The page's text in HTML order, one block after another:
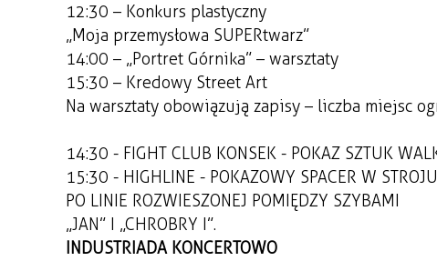
12:30 – Konkurs plastyczny
„Moja przemysłowa SUPERtwarz”
14:00 – „Portret Górnika” – warsztaty
15:30 – Kredowy Street Art
Na warsztaty obowiązują zapisy – liczba miejsc
14:30 - FIGHT CLUB KONSEK - POKAZ SZTUK
15:30 - HIGHLINE - POKAZOWY SPACER W
PO LINIE ROZWIESZONEJ POMIĘDZY SZYBAMI
„JAN” I „CHROBRY I”.
INDUSTRIADA KONCERTOWO